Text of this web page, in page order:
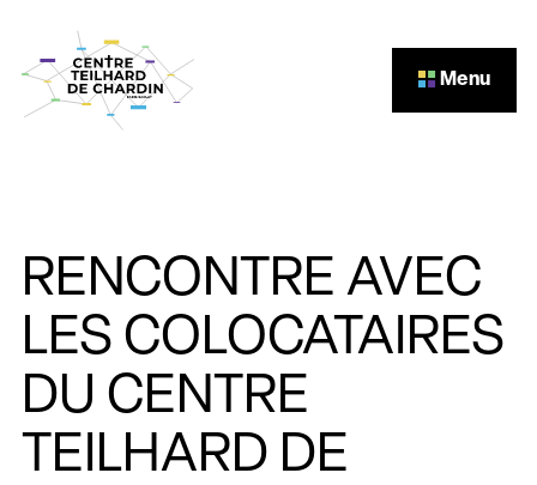
Menu
RENCONTRE AVEC
LES COLOCATAIRES
DU CENTRE
TEILHARD DE